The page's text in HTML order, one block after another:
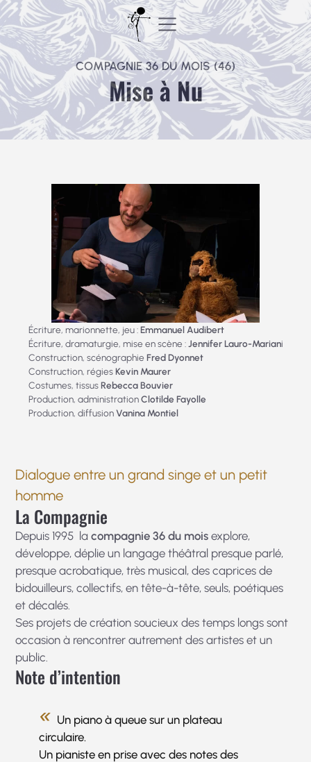
Aller
au
contenu
COMPAGNIE 36 DU MOIS (46)
Mise à Nu
Écriture, marionnette, jeu :Emmanuel Audibert
Écriture, dramaturgie, mise en scène : Jennifer Lauro-Mariani
Construction, scénographie Fred Dyonnet
Construction, régiesKevin Maurer
Costumes, tissusRebecca Bouvier
Production, administrationClotilde Fayolle
Production, diffusionVanina Montiel
Dialogue entre un grand singe et un petit
homme
La Compagnie
Depuis 1995 lacompagnie 36 du mois explore,
développe, déplie un langage théâtral presque parlé,
presque acrobatique, très musical, des caprices de
bidouilleurs, collectifs, en tête-à-tête, seuls, poétiques
et décalés.
Ses projets de création soucieux des temps longs sont
occasion à rencontrer autrement des artistes et un
public.
Note d’intention
Un piano à queue sur un plateau
circulaire.
Un pianiste en prise avec des notes des